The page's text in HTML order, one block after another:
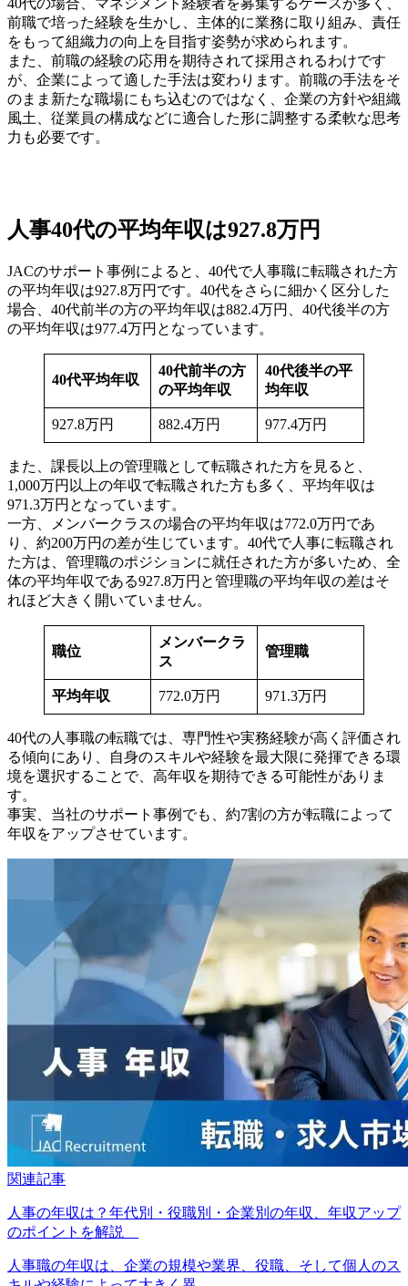
40代の場合、マネジメント経験者を募集するケースが多く、
前職で培った経験を生かし、主体的に業務に取り組み、責任
をもって組織力の向上を目指す姿勢が求められます。
また、前職の経験の応用を期待されて採用されるわけです
が、企業によって適した手法は変わります。前職の手法をそ
のまま新たな職場にもち込むのではなく、企業の方針や組織
風土、従業員の構成などに適合した形に調整する柔軟な思考
力も必要です。
人事40代の平均年収は927.8万円
JACのサポート事例によると、40代で人事職に転職された方
の平均年収は927.8万円です。40代をさらに細かく区分した
場合、40代前半の方の平均年収は882.4万円、40代後半の方
の平均年収は977.4万円となっています。
40代平均年収
40代前半の方
の平均年収
40代後半の平
均年収
927.8万円 882.4万円 977.4万円
また、課長以上の管理職として転職された方を見ると、
1,000万円以上の年収で転職された方も多く、平均年収は
971.3万円となっています。
一方、メンバークラスの場合の平均年収は772.0万円であ
り、約200万円の差が生じています。40代で人事に転職され
た方は、管理職のポジションに就任された方が多いため、全
体の平均年収である927.8万円と管理職の平均年収の差はそ
れほど大きく開いていません。
職位
メンバークラ
ス
管理職
平均年収 772.0万円 971.3万円
40代の人事職の転職では、専門性や実務経験が高く評価され
る傾向にあり、自身のスキルや経験を最大限に発揮できる環
境を選択することで、高年収を期待できる可能性がありま
す。
事実、当社のサポート事例でも、約7割の方が転職によって
年収をアップさせています。
関連記事
人事の年収は？年代別・役職別・企業別の年収、年収アップ
のポイントを解説
人事職の年収は、企業の規模や業界、役職、そして個人のス